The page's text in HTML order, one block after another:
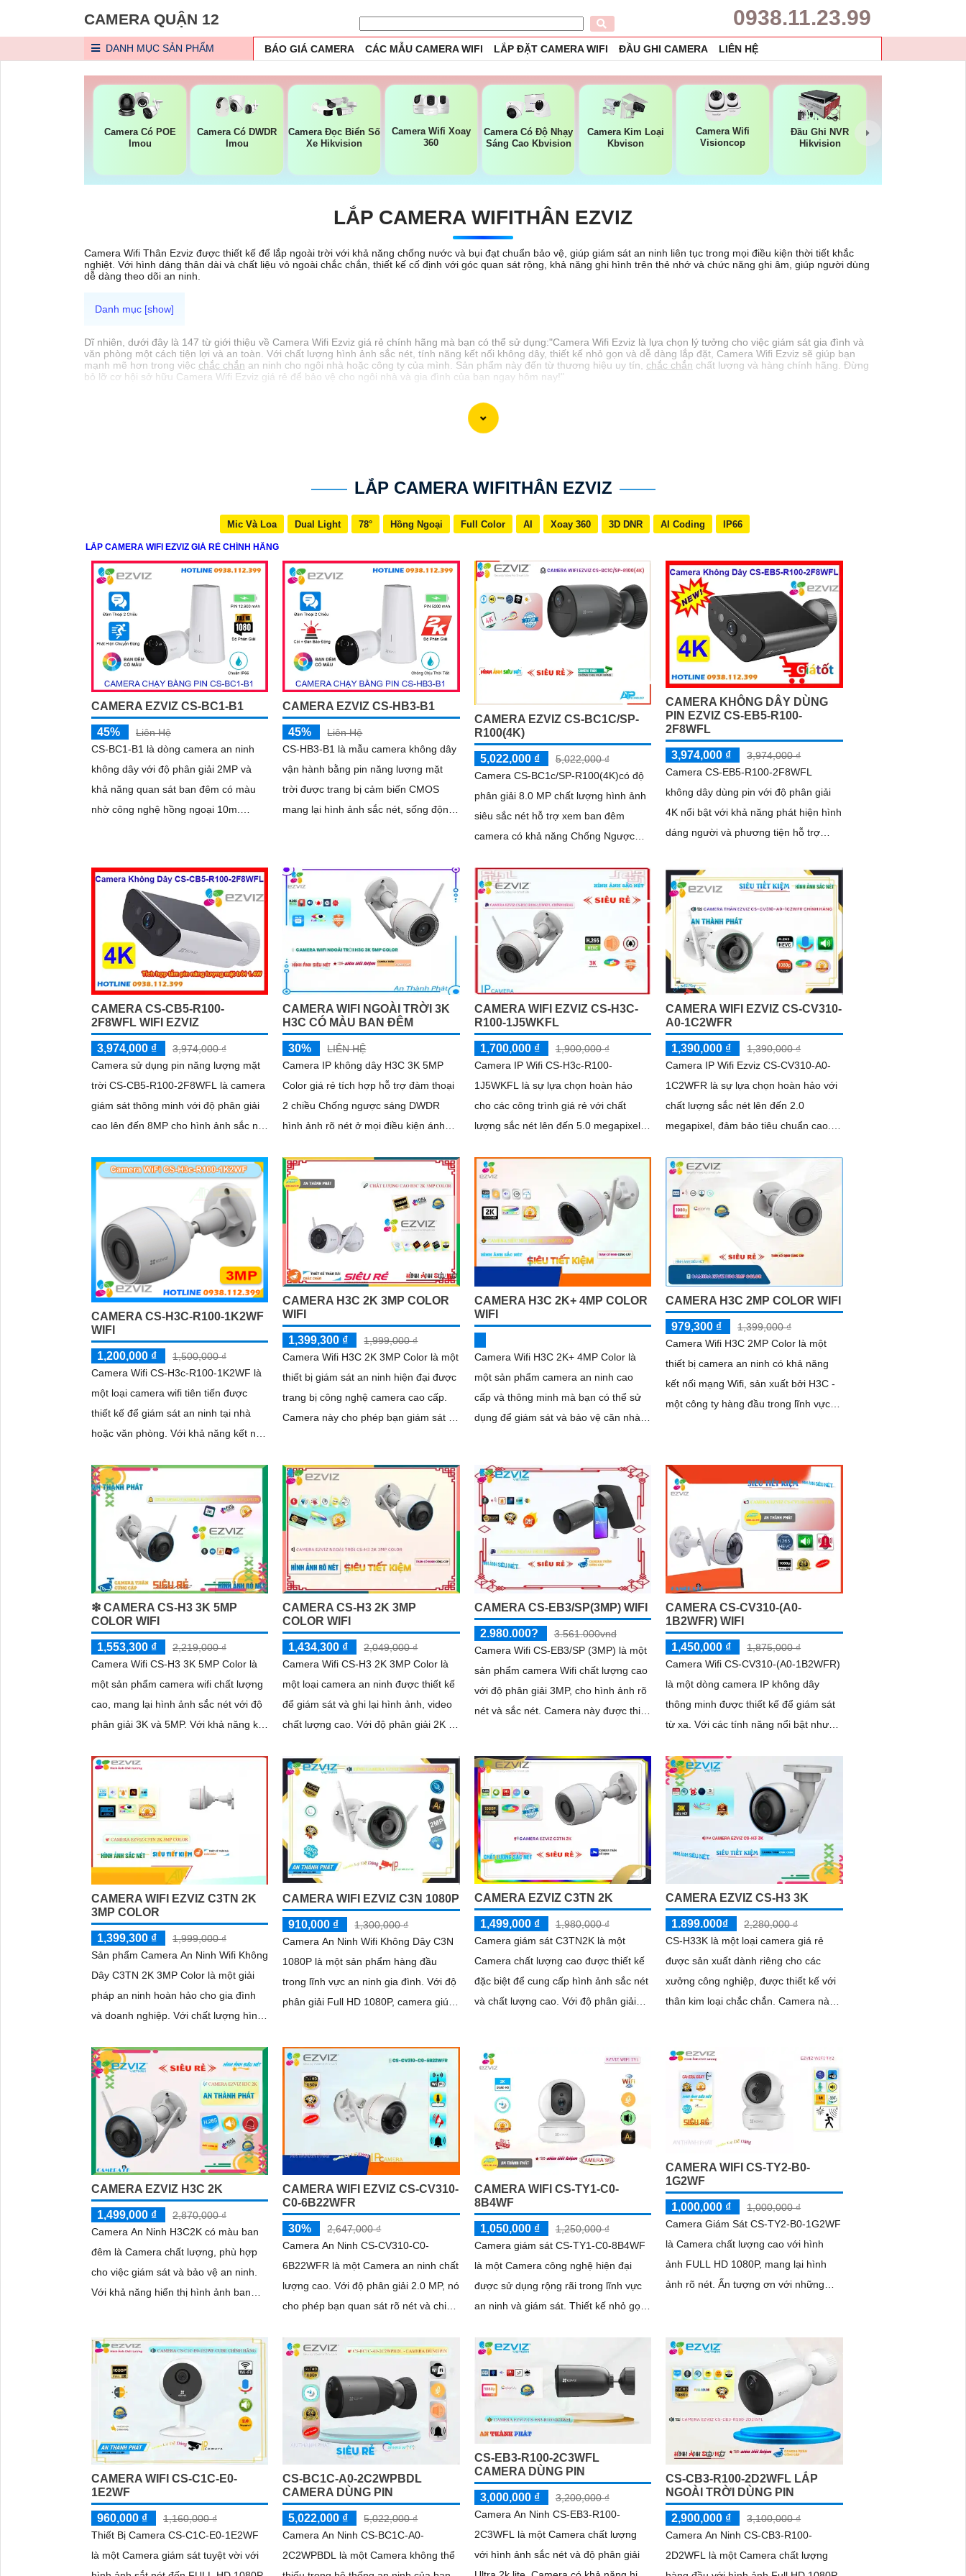
CAMERA QUẬN 12 0938.11.23.99
DANH MỤC SẢN PHẨM BÁO GIÁ CAMERA CÁC MẪU CAMERA WIFI LẮP ĐẶT CAMERA WIFI ĐẦU GHI CAMERA LIÊN HỆ
Camera Có POE
Imou
Camera Có DWDR
Imou
Camera Đọc Biển Số
Xe Hikvision
Camera Wifi Xoay
360
Camera Có Độ Nhạy
Sáng Cao Kbvision
Camera Kim Loại
Kbvison
Camera Wifi
Visioncop
Đầu Ghi NVR
Hikvision
LẮP CAMERA WIFITHÂN EZVIZ
Camera Wifi Thân Ezviz được thiết kế để lắp ngoài trời với khả năng chống nước và bụi đạt chuẩn bảo vệ, giúp giám sát an ninh liên tục trong mọi điều kiện thời tiết khắc
nghiệt. Với hình dáng thân dài và chất liệu vỏ ngoài chắc chắn, thiết kế cố định với góc quan sát rộng, khả năng ghi hình trên thẻ nhớ và chức năng ghi âm, giúp người dùng
dễ dàng theo dõi an ninh.
Dĩ nhiên, dưới đây là 147 từ giới thiệu về Camera Wifi Ezviz giá rẻ chính hãng mà bạn có thể sử dụng:"Camera Wifi Ezviz là lựa chọn lý tưởng cho việc giám sát gia đình và
văn phòng một cách tiện lợi và an toàn. Với chất lượng hình ảnh sắc nét, tính năng kết nối không dây, thiết kế nhỏ gọn và dễ dàng lắp đặt, Camera Wifi Ezviz sẽ giúp bạn
mạnh mẽ hơn trong việc chắc chắn an ninh cho ngôi nhà hoặc công ty của mình. Sản phẩm này đến từ thương hiệu uy tín, chắc chắn chất lượng và hàng chính hãng. Đừng
bỏ lỡ cơ hội sở hữu Camera Wifi Ezviz giá rẻ để bảo vệ cho ngôi nhà và gia đình của bạn ngay hôm nay!"
LẮP CAMERA WIFITHÂN EZVIZ
Mic Và Loa Dual Light 78° Hồng Ngoại Full Color AI Xoay 360 3D DNR AI Coding IP66
LẮP CAMERA WIFI EZVIZ GIÁ RẺ CHÍNH HÃNG
CAMERA EZVIZ CS-BC1-B1
45%
Liên Hệ
CS-BC1-B1 là dòng camera an ninh
không dây với độ phân giải 2MP và
khả năng quan sát ban đêm có màu
nhờ công nghệ hồng ngoại 10m.
CAMERA EZVIZ CS-HB3-B1
45%
Liên Hệ
CS-HB3-B1 là mẫu camera không dây
vận hành bằng pin năng lượng mặt
trời được trang bị cảm biến CMOS
mang lại hình ảnh sắc nét, sống động
màu. Camera có độ phân giải 3
CAMERA EZVIZ CS-BC1C/SP-
R100(4K)
5,022,000 ₫
5,022,000 ₫
Camera CS-BC1c/SP-R100(4K)có độ
phân giải 8.0 MP chất lượng hình ảnh
siêu sắc nét hỗ trợ xem ban đêm
camera có khả năng Chống Ngược
ảnh CMOS camera CS-BC1c/SP-
R100(4K) là một loại camera giá rẻ với
khả năng lưu trữ dữ liệu lên đến
512GB thông qua khe thẻ nhớ
CAMERA KHÔNG DÂY DÙNG
PIN EZVIZ CS-EB5-R100-
2F8WFL
3,974,000 ₫
3,974,000 ₫
Camera CS-EB5-R100-2F8WFL
không dây dùng pin với độ phân giải
4K nổi bật với khả năng phát hiện hình
dáng người và phương tiện hỗ trợ
còi cảnh báo và đèn chớp tăng cường
an ninh khi phát hiện sự xâm nhập
camera tích hợp tấm pin năng lượng
mặt trời và pin sạc đạt chuẩn IP65
chống nước và bụi giúp hoạt động bền
bỉ trong mọi điều kiện thời tiết.
CAMERA CS-CB5-R100-
2F8WFL WIFI EZVIZ
3,974,000 ₫
3,974,000 ₫
Camera sử dụng pin năng lượng mặt
trời CS-CB5-R100-2F8WFL là camera
giám sát thông minh với độ phân giải
cao lên đến 8MP cho hình ảnh sắc nét
camera có khả năng phát hiện dáng
người và phương tiện báo động khi
phát hiện xâm nhập Thiết kế bền bỉ
chống nước IP65 phù hợp lắp đặt
trong mọi điều kiện thời tiết. Camera
An Ninh CS-CB5-R100-2F8WFL có
khả năng còi hú, đèn chớp báo động,
learning phân biệt người & phương
tiện
CAMERA WIFI NGOÀI TRỜI 3K
H3C CÓ MÀU BAN ĐÊM
30%
LIÊN HỆ
Camera IP không dây H3C 3K 5MP
Color giá rẻ tích hợp hỗ trợ đàm thoại
2 chiều Chống ngược sáng DWDR
hình ảnh rõ nét ở mọi điều kiện ánh
kiện thiếu sáng. Camera Giá re Wifi
Không Dây H3C 3K 5MP Color siêu
CAMERA WIFI EZVIZ CS-H3C-
R100-1J5WKFL
1,700,000 ₫
1,900,000 ₫
Camera IP Wifi CS-H3c-R100-
1J5WKFL là sự lựa chọn hoàn hảo
cho các công trình giá rẻ với chất
lượng sắc nét lên đến 5.0 megapixel.
đêm với hồng...
CAMERA WIFI EZVIZ CS-CV310-
A0-1C2WFR
1,390,000 ₫
1,390,000 ₫
Camera IP Wifi Ezviz CS-CV310-A0-
1C2WFR là sự lựa chọn hoàn hảo với
chất lượng sắc nét lên đến 2.0
megapixel, đảm bảo tiêu chuẩn cao.
hồng...
CAMERA CS-H3C-R100-1K2WF
WIFI
1,200,000 ₫
1,500,000 ₫
Camera Wifi CS-H3c-R100-1K2WF là
một loại camera wifi tiên tiến được
thiết kế để giám sát an ninh tại nhà
hoặc văn phòng. Với khả năng kết nối
truy cập và kiểm soát từ xa thông qua
mạng internet
CAMERA H3C 2K 3MP COLOR
WIFI
1,399,300 ₫
1,999,000 ₫
Camera Wifi H3C 2K 3MP Color là một
thiết bị giám sát an ninh hiện đại được
trang bị công nghệ camera cao cấp.
Camera này cho phép bạn giám sát và
mạng wifi
CAMERA H3C 2K+ 4MP COLOR
WIFI
Camera Wifi H3C 2K+ 4MP Color là
một sản phẩm camera an ninh cao
cấp và thông minh mà bạn có thể sử
dụng để giám sát và bảo vệ căn nhà,
CAMERA H3C 2MP COLOR WIFI
979,300 ₫
1,399,000 ₫
Camera Wifi H3C 2MP Color là một
thiết bị camera an ninh có khả năng
kết nối mạng Wifi, sản xuất bởi H3C -
một công ty hàng đầu trong lĩnh vực
❇ CAMERA CS-H3 3K 5MP
COLOR WIFI
1,553,300 ₫
2,219,000 ₫
Camera Wifi CS-H3 3K 5MP Color là
một sản phẩm camera wifi chất lượng
cao, mang lại hình ảnh sắc nét với độ
phân giải 3K và 5MP. Với khả năng kết
dàng giám sát từ xa qua điện thoại di
động
CAMERA CS-H3 2K 3MP
COLOR WIFI
1,434,300 ₫
2,049,000 ₫
Camera Wifi CS-H3 2K 3MP Color là
một loại camera an ninh được thiết kế
để giám sát và ghi lại hình ảnh, video
chất lượng cao. Với độ phân giải 2K và
chi tiết, đảm bảo bạn có thể nhìn rõ
từng chi tiết
CAMERA CS-EB3/SP(3MP) WIFI
2.980.000?
3.561.000vnd
Camera Wifi CS-EB3/SP (3MP) là một
sản phẩm camera Wifi chất lượng cao
với độ phân giải 3MP, cho hình ảnh rõ
nét và sắc nét. Camera này được thiết
cửa hàng và nhà kho
CAMERA CS-CV310-(A0-
1B2WFR) WIFI
1,450,000 ₫
1,875,000 ₫
Camera Wifi CS-CV310-(A0-1B2WFR)
là một dòng camera IP không dây
thông minh được thiết kế để giám sát
từ xa. Với các tính năng nổi bật như
ban...
CAMERA WIFI EZVIZ C3TN 2K
3MP COLOR
1,399,300 ₫
1,999,000 ₫
Sản phẩm Camera An Ninh Wifi Không
Dây C3TN 2K 3MP Color là một giải
pháp an ninh hoàn hảo cho gia đình
và doanh nghiệp. Với chất lượng hình
cho phép bạn quan sát mọi góc nhỏ
nhất với rõ nét và sắc nét
CAMERA WIFI EZVIZ C3N 1080P
910,000 ₫
1,300,000 ₫
Camera An Ninh Wifi Không Dây C3N
1080P là một sản phẩm hàng đầu
trong lĩnh vực an ninh gia đình. Với độ
phân giải Full HD 1080P, camera giúp
nét
CAMERA EZVIZ C3TN 2K
1,499,000 ₫
1,980,000 ₫
Camera giám sát C3TN2K là một
Camera chất lượng cao được thiết kế
đặc biệt để cung cấp hình ảnh sắc nét
và chất lượng cao. Với độ phân giải
ánh sáng yếu
CAMERA EZVIZ CS-H3 3K
1.899.000₫
2,280,000 ₫
CS-H33K là một loại camera giá rẻ
được sản xuất dành riêng cho các
xưởng công nghiệp, được thiết kế với
thân kim loại chắc chắn. Camera này
CAMERA EZVIZ H3C 2K
1,499,000 ₫
2,870,000 ₫
Camera An Ninh H3C2K có màu ban
đêm là Camera chất lượng, phù hợp
cho việc giám sát và bảo vệ an ninh.
Với khả năng hiển thị hình ảnh ban
quan sát rõ ràng ngay cả khi trời tối
CAMERA WIFI EZVIZ CS-CV310-
C0-6B22WFR
30%
2,647,000 ₫
Camera An Ninh CS-CV310-C0-
6B22WFR là một Camera an ninh chất
lượng cao. Với độ phân giải 2.0 MP, nó
cho phép bạn quan sát rõ nét và chi
SMD,...
CAMERA WIFI CS-TY1-C0-
8B4WF
1,050,000 ₫
1,250,000 ₫
Camera giám sát CS-TY1-C0-8B4WF
là một Camera công nghệ hiện đại
được sử dụng rộng rãi trong lĩnh vực
an ninh và giám sát. Thiết kế nhỏ gọn,
hình ảnh sắc nét mọi lúc, mọi nơi
CAMERA WIFI CS-TY2-B0-
1G2WF
1,000,000 ₫
1,000,000 ₫
Camera Giám Sát CS-TY2-B0-1G2WF
là Camera chất lượng cao với hình
ảnh FULL HD 1080P, mang lại hình
ảnh rõ nét. Ấn tượng ơn với những
nghệ Hồng Ngoại 10m
CAMERA WIFI CS-C1C-E0-
1E2WF
960,000 ₫
1,160,000 ₫
Thiết Bị Camera CS-C1C-E0-1E2WF
là một Camera giám sát tuyệt vời với
CS-BC1C-A0-2C2WPBDL
CAMERA DÙNG PIN
5,022,000 ₫
5,022,000 ₫
Camera An Ninh CS-BC1C-A0-
2C2WPBDL là một Camera không thể
CS-EB3-R100-2C3WFL
CAMERA DÙNG PIN
3,000,000 ₫
3,200,000 ₫
Camera An Ninh CS-EB3-R100-
2C3WFL là một Camera chất lượng
với hình ảnh sắc nét và độ phân giải
CS-CB3-R100-2D2WFL LẮP
NGOÀI TRỜI DÙNG PIN
2,900,000 ₫
3,100,000 ₫
Camera An Ninh CS-CB3-R100-
2D2WFL là một Camera chất lượng